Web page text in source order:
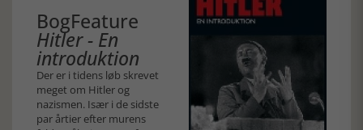
BogFeature
Hitler - En
introduktion
Der er i tidens løb skrevet
meget om Hitler og
nazismen. Især i de sidste
par årtier efter murens